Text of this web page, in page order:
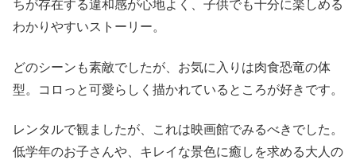
ちが存在する違和感が心地よく、子供でも十分に楽しめる
わかりやすいストーリー。
どのシーンも素敵でしたが、お気に入りは肉食恐竜の体
型。コロっと可愛らしく描かれているところが好きです。
レンタルで観ましたが、これは映画館でみるべきでした。
低学年のお子さんや、キレイな景色に癒しを求める大人の